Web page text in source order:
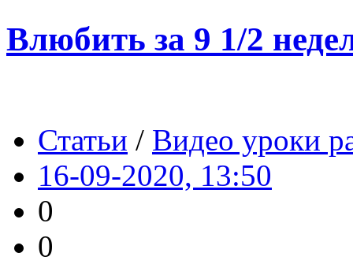
Влюбить за 9 1/2
Статьи / Видео уроки
16-09-2020, 13:50
0
0